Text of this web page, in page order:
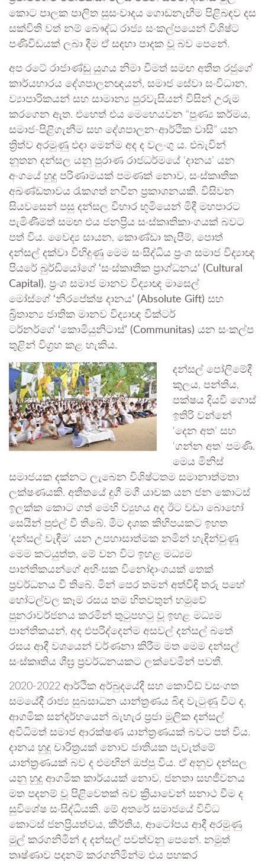
කොට පාලක පාලිත සුසංවාදය ගොඩනැඟීම පිළිබඳව දස
සක්විති වත් නම් බෞද්ධ රාජ්‍ය සංකල්පයෙන් විශිෂ්ට
පණිවිඩයක් ලබා දීම ඒ සඳහා පාදක වූ බව පෙනේ.
අප රටේ රාජාණ්ඩු යුගය නිමා වීමත් සමඟ අතීත රජුගේ
කාර්යභාරය දේශපාලනඥයන්, සමාජ සේවා සංවිධාන,
ව්‍යාපාරිකයන් සහ සාමාන්‍ය පුරවැසියන් විසින් උරුම
කරගෙන ඇත. එහෙත් එය මෙහෙයවන “පුණ්‍ය කර්මය,
සමාජ-පිළිගැනීම සහ දේශපාලන-ආර්ථික වාසි” යන
ත්‍රිත්ව අරමුණු එදා මෙන්ම අද ද වලංගු ය. එබැවින්
නූතන දන්සල යනු පුරාණ රාජධර්මයේ ‘දානය’ යන
අංගයේ හුදු පරිණාමයක් පමණක් නොව, සංස්කෘතික
අඛණ්ඩතාවය රැකගත් නවීන ප්‍රකාශනයකි. විසිවන
සියවසෙන් පසු දන්සල විහාර භූමියෙන් මිදී මහපාරට
පැමිණීමත් සමඟ එය ජනප්‍රිය සංස්කෘතිකාංගයක් බවට
පත් විය. වෛද්‍ය සායන, කොණ්ඩා කැපීම්, පොත්
දන්සල් දක්වා විහිදුණු මෙම සංසිද්ධිය ප්‍රංශ සමාජ විද්‍යාඥ
පියරේ බුර්ඩියෝගේ ‘සංස්කෘතික ප්‍රාග්ධනය’ (Cultural
Capital), ප්‍රංශ සමාජ මානව විද්‍යාඥ මාසෙල්
මෝස්ගේ ‘නිරපේක්ෂ දානය’ (Absolute Gift) සහ
බ්‍රිතාන්‍ය ජාතික මානව විද්‍යාඥ වික්ටර්
ටර්නර්ගේ ‘කොමියුනිටාස්’ (Communitas) යන සංකල්ප
තුළින් විග්‍රහ කළ හැකිය.
දන්සල් පෝලිමේදී
කුලය, පන්තිය,
පක්ෂය දියවී ගොස්
ඉතිරි වන්නේ
‘දෙන අත’ සහ
‘ගන්න අත’ පමණි.
මෙය මිනිස්
සමාජයක දක්නට ලැබෙන විශිෂ්ටතම සමානාත්මතා
ලක්ෂණයකි. අතීතයේ දුගී මගී යාචක යන ජන කොටස්
ඉලක්ක කොට ගත් මෙහි ව්‍යුහය අද ඊට වඩා බොහෝ
සෙයින් පුළුල් වී තිබේ. මීට දශක කිහිපයකට ඉහත
‘දන්සල් වැඳීම’ යන උපහාසාත්මක නමින් හැඳින්වුණු
මෙම කටයුත්ත, මේ වන විට ඉහළ මධ්‍යම
පාන්තිකයන්ගේ අහිංසක විනෝදාංශයක් තෙක්
ප්‍රවර්ධනය වී තිබේ. මින් පෙර තමන් අත්විඳි තරු පහේ
හෝටල්වල කෑම රසය තම හිතවතුන් හමුවේ
පුනරාවර්ජනය කරමින් තුටුපහටු වූ ඉහළ මධ්‍යම
පාන්තිකයන්, අද එපරිද්දෙන්ම අසවල් දන්සල් බතේ
රසය ආදී වශයෙන් වර්ණනා කිරීම මත මෙම දන්සල්
සංස්කෘතිය ශීඝ්‍ර ප්‍රවර්ධනයකට ලක්වෙමින් පවතී.
2020-2022 ආර්ථික අර්බුදයේදී සහ කොවිඩ් වසංගත
සමයේදී රාජ්‍ය සුබසාධන යාන්ත්‍රණය බිඳ වැටුණු විට ද,
ආගමික සන්දර්භයෙන් බැහැර ප්‍රජා මූලික දන්සල්
අවිධිමත් සමාජ ආරක්ෂණ යාන්ත්‍රණයක් බවට පත් විය.
දානය හුදු චාරිත්‍රයක් නොව ජාතියක පැවැත්මේ
යාන්ත්‍රණයක් බව ද එමඟින් ඔප්පු විය. ඒ අනුව දන්සල
යනු හුදු ආගමික කාර්යයක් නොව, ජනතා සහජීවනය
මත පදනම් වූ පිළිවෙතක් බව ක්‍රියාවෙන් සනාථ වීම ද
සුවිශේෂ සංසිද්ධියකි. මේ අතරේ සමාජයේ විවිධ
කොටස් ජනප්‍රියත්වය, කීර්තිය, ආටෝපය ආදී අරමුණු
මුල් කරගනිමින් ද දන්සල් පවත්වනු පෙනේ. නමුත්
තෘෂ්ණාව පදනම් කරගනිමින්ම එය පහකර